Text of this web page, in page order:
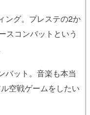
ング。プレステの2か
スコンバットという
バット。音楽も本当
空戦ゲームをしたい